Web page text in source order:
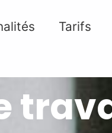
Tarifs